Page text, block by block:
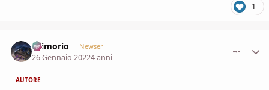
1
Grimorio Newser
26 Gennaio 20224 anni
AUTORE